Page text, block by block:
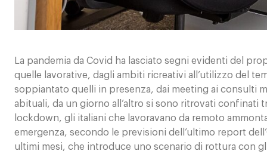
La pandemia da Covid ha lasciato segni evidenti del
quelle lavorative, dagli ambiti ricreativi all’utilizzo del
soppiantato quelli in presenza, dai meeting ai consulti
abituali, da un giorno all’altro si sono ritrovati confinati
lockdown, gli italiani che lavoravano da remoto
emergenza, secondo le previsioni dell’ultimo report
ultimi mesi, che introduce uno scenario di rottura con